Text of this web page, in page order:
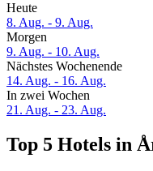
Heute
8. Aug. - 9. Aug.
Morgen
9. Aug. - 10. Aug.
Nächstes Wochenende
14. Aug. - 16. Aug.
In zwei Wochen
21. Aug. - 23. Aug.
Top 5 Hotels in